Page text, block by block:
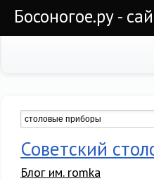
Босоногое.ру -
Советский
Блог им. romka